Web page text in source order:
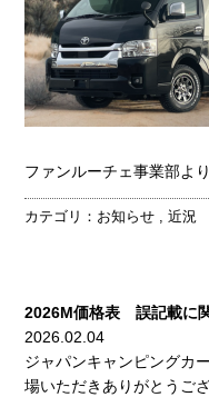
ファンルーチェ事業部よ
カテゴリ： お知らせ ,近況
2026M価格表 誤記載に
2026.02.04
ジャパンキャンピングカ
場いただきありがとうご